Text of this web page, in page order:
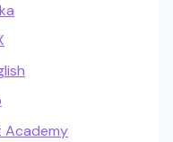
Academy